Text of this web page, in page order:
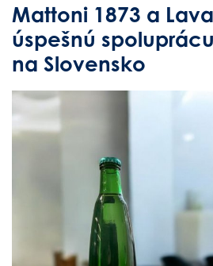
Mattoni 1873 a
úspešnú
na Slovensko